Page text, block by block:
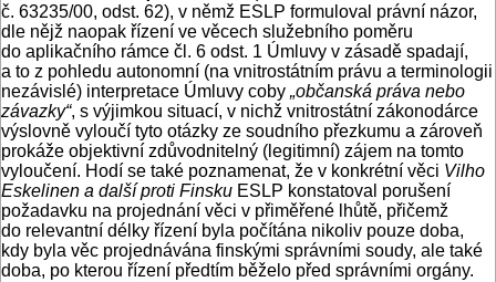
č. 63235/00, odst. 62), v němž ESLP formuloval právní názor,
dle nějž naopak řízení ve věcech služebního poměru
do aplikačního rámce čl. 6 odst. 1 Úmluvy v zásadě spadají,
a to z pohledu autonomní (na vnitrostátním právu a terminologii
nezávislé) interpretace Úmluvy coby „občanská práva nebo
závazky“, s výjimkou situací, v nichž vnitrostátní zákonodárce
výslovně vyloučí tyto otázky ze soudního přezkumu a zároveň
prokáže objektivní zdůvodnitelný (legitimní) zájem na tomto
vyloučení. Hodí se také poznamenat, že v konkrétní věci Vilho
Eskelinen a další proti Finsku ESLP konstatoval porušení
požadavku na projednání věci v přiměřené lhůtě, přičemž
do relevantní délky řízení byla počítána nikoliv pouze doba,
kdy byla věc projednávána finskými správními soudy, ale také
doba, po kterou řízení předtím běželo před správními orgány.